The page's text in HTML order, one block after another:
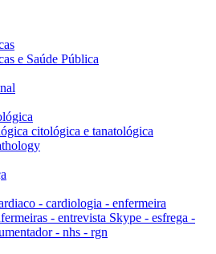
e Saúde Pública
citológica e tanatológica
- cardiologia - enfermeira
- entrevista Skype - esfrega -
- nhs - rgn